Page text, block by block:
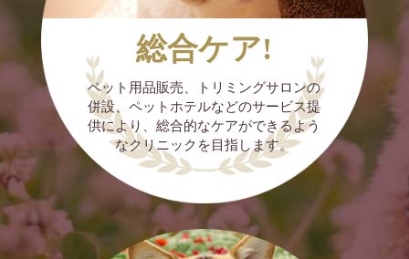
6月は午後の診療もあります。
１５時～１５時５０分です。
(火)(木)(金)午前診療＋午後診療
今月の土曜診療は6日と20日です。
11日は午前診療で午後の診療はお休みです。
25日は終日臨時休診です。
LINE公式アカウントやインスタに診療カレン
✩ゆるめの常温の風(プラズマガス)を2分程度
ふきつけるだけ
✩刺激少なく副作用少ない
✩本来の自然治癒力を強力サポート(免疫向
上、細胞活性化)
✩プラズマ以外にオゾンも発生するため、プ
ラズマの効能だけでなくオゾンによる、殺菌
作用、消炎効果、血流促進作用も期待できる
✩プラズマ口腔治療の適応範囲が、軽度〜重
度まで 幅広い
・麻酔をかけてスケーリングするまでもない
が、口臭や歯肉炎がある子に
総合ケア!
ペット用品販売、トリミングサロンの
併設、ペットホテルなどのサービス提
供により、総合的なケアができるよう
なクリニックを目指します。